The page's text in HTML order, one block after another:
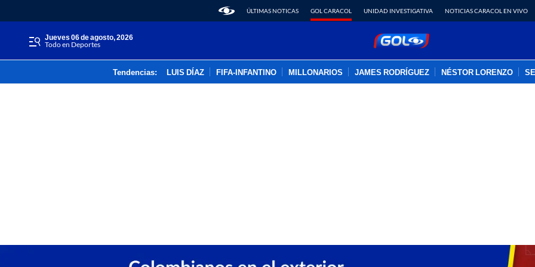
ÚLTIMAS NOTICAS GOL CARACOL UNIDAD INVESTIGATIVA NOTICIAS CARACOL EN VIVO
jueves 06 de agosto, 2026
Todo en Deportes
Tendencias: LUIS DÍAZ FIFA-INFANTINO MILLONARIOS JAMES RODRÍGUEZ NÉSTOR LORENZO